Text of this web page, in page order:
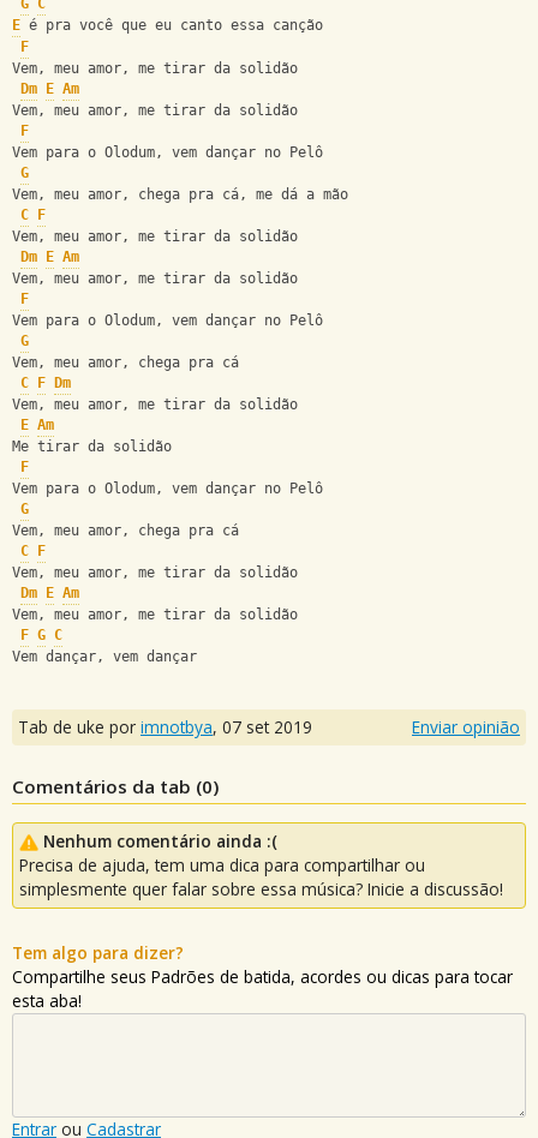
G C
E é pra você que eu canto essa canção
F
Vem, meu amor, me tirar da solidão
Dm
E Am
Vem, meu amor, me tirar da solidão
F
Vem para o Olodum, vem dançar no Pelô
G
Vem, meu amor, chega pra cá, me dá a mão
C
F
Vem, meu amor, me tirar da solidão
Dm
E Am
Vem, meu amor, me tirar da solidão
F
Vem para o Olodum, vem dançar no Pelô
G
Vem, meu amor, chega pra cá
C
F
Dm
Vem, meu amor, me tirar da solidão
E Am
Me tirar da solidão
F
Vem para o Olodum, vem dançar no Pelô
G
Vem, meu amor, chega pra cá
C
F
Vem, meu amor, me tirar da solidão
Dm
E Am
Vem, meu amor, me tirar da solidão
F G C
Vem dançar, vem dançar
Tab de uke por imnotbya, 07 set 2019 Enviar opinião
Comentários da tab (0)
Nenhum comentário ainda :(
Precisa de ajuda, tem uma dica para compartilhar ou
simplesmente quer falar sobre essa música? Inicie a discussão!
Tem algo para dizer?
Compartilhe seus Padrões de batida, acordes ou dicas para tocar
esta aba!
Entrar ou Cadastrar